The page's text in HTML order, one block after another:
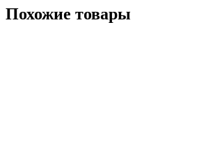
Похожие товары